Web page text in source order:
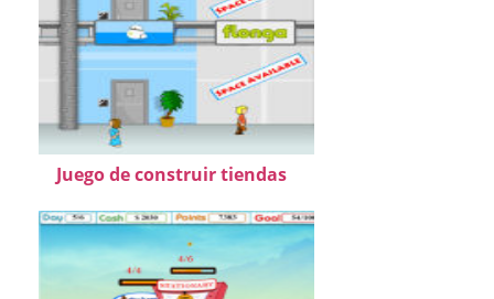
Juego de construir tiendas